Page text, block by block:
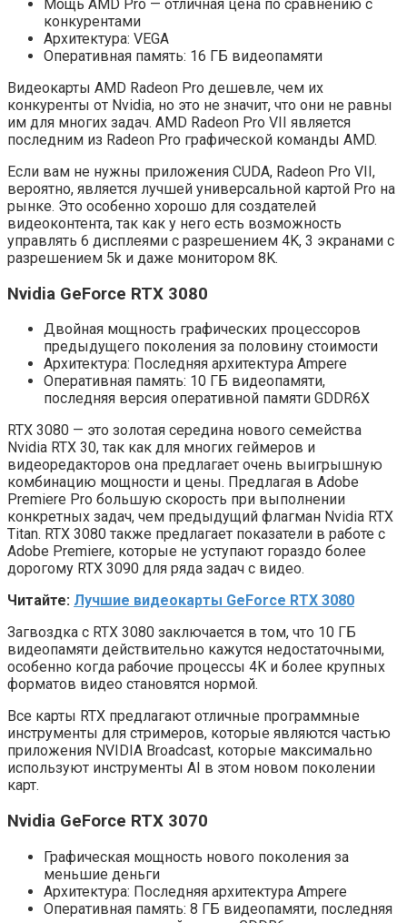
Мощь AMD Pro — отличная цена по сравнению с
конкурентами
Архитектура: VEGA
Оперативная память: 16 ГБ видеопамяти
Видеокарты AMD Radeon Pro дешевле, чем их
конкуренты от Nvidia, но это не значит, что они не равны
им для многих задач. AMD Radeon Pro VII является
последним из Radeon Pro графической команды AMD.
Если вам не нужны приложения CUDA, Radeon Pro VII,
вероятно, является лучшей универсальной картой Pro на
рынке. Это особенно хорошо для создателей
видеоконтента, так как у него есть возможность
управлять 6 дисплеями с разрешением 4K, 3 экранами с
разрешением 5k и даже монитором 8K.
Nvidia GeForce RTX 3080
Двойная мощность графических процессоров
предыдущего поколения за половину стоимости
Архитектура: Последняя архитектура Ampere
Оперативная память: 10 ГБ видеопамяти,
последняя версия оперативной памяти GDDR6X
RTX 3080 — это золотая середина нового семейства
Nvidia RTX 30, так как для многих геймеров и
видеоредакторов она предлагает очень выигрышную
комбинацию мощности и цены. Предлагая в Adobe
Premiere Pro большую скорость при выполнении
конкретных задач, чем предыдущий флагман Nvidia RTX
Titan. RTX 3080 также предлагает показатели в работе с
Adobe Premiere, которые не уступают гораздо более
дорогому RTX 3090 для ряда задач с видео.
Читайте: Лучшие видеокарты GeForce RTX 3080
Загвоздка с RTX 3080 заключается в том, что 10 ГБ
видеопамяти действительно кажутся недостаточными,
особенно когда рабочие процессы 4K и более крупных
форматов видео становятся нормой.
Все карты RTX предлагают отличные программные
инструменты для стримеров, которые являются частью
приложения NVIDIA Broadcast, которые максимально
используют инструменты AI в этом новом поколении
карт.
Nvidia GeForce RTX 3070
Графическая мощность нового поколения за
меньшие деньги
Архитектура: Последняя архитектура Ampere
Оперативная память: 8 ГБ видеопамяти, последняя